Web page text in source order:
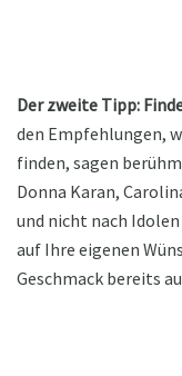
Der zweite Tipp:
den Empfehlungen,
finden, sagen
Donna Karan,
und nicht nach Idolen
auf Ihre eigenen
Geschmack bereits